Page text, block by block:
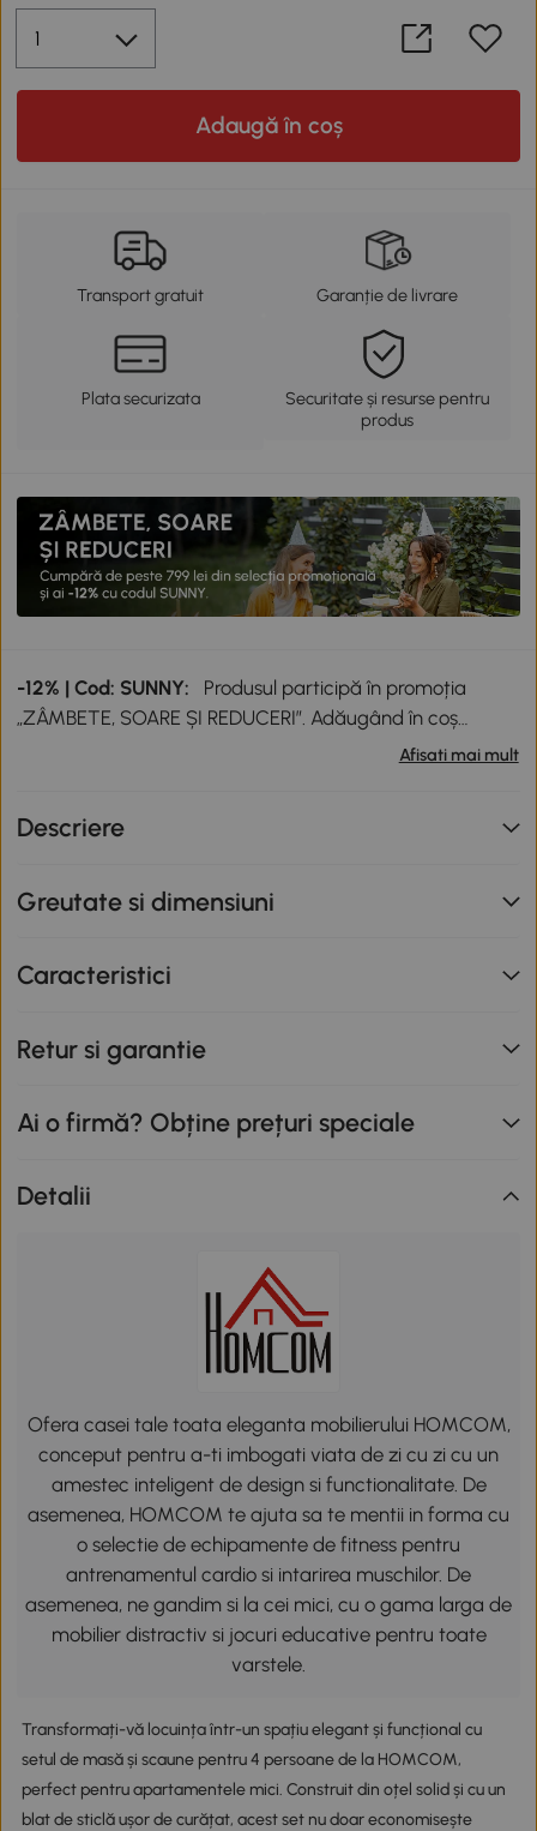
Adaugă în coș
Transport gratuit Garanție de livrare
Plata securizata
Securitate și resurse pentru
produs
-12% | Cod: SUNNY:
Produsul participă în promoția
„ZÂMBETE, SOARE ȘI REDUCERI”. Adăugând în coș
produse participante în valoare totală de peste 799 lei,
valabilă până la data de 12.08.2026.
Afisati mai mult
Descriere
Greutate si dimensiuni
Caracteristici
Retur si garantie
Ai o firmă? Obține prețuri speciale
Detalii
Ofera casei tale toata eleganta mobilierului HOMCOM,
conceput pentru a-ti imbogati viata de zi cu zi cu un
amestec inteligent de design si functionalitate. De
asemenea, HOMCOM te ajuta sa te mentii in forma cu
o selectie de echipamente de fitness pentru
antrenamentul cardio si intarirea muschilor. De
asemenea, ne gandim si la cei mici, cu o gama larga de
mobilier distractiv si jocuri educative pentru toate
varstele.
Transformați-vă locuința într-un spațiu elegant și funcțional cu
setul de masă și scaune pentru 4 persoane de la HOMCOM,
perfect pentru apartamentele mici. Construit din oțel solid și cu un
blat de sticlă ușor de curățat, acest set nu doar economisește